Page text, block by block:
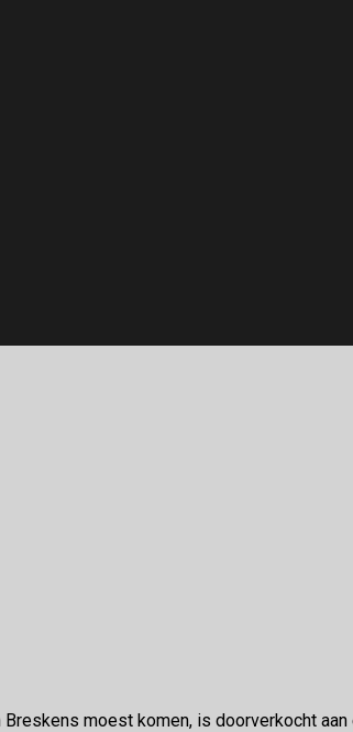
moest komen, is doorverkocht aan